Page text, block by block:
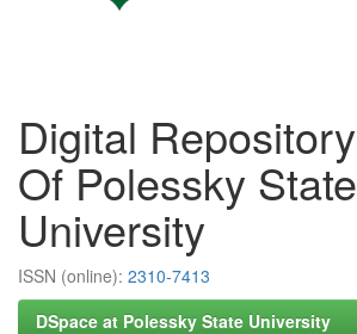
Digital Repository
Of Polessky State
University
ISSN (online): 2310-7413
DSpace at Polessky State University